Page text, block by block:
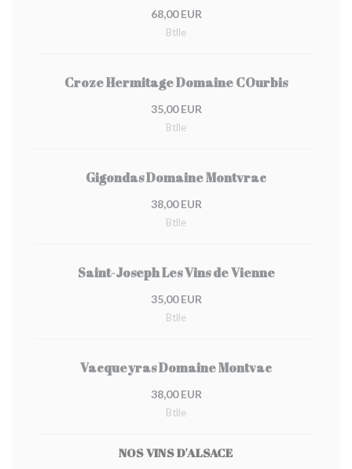
68,00 EUR
Btlle
Croze Hermitage Domaine COurbis
35,00 EUR
Btlle
Gigondas Domaine Montvrac
38,00 EUR
Btlle
Saint-Joseph Les Vins de Vienne
35,00 EUR
Btlle
Vacqueyras Domaine Montvac
38,00 EUR
Btlle
NOS VINS D'ALSACE